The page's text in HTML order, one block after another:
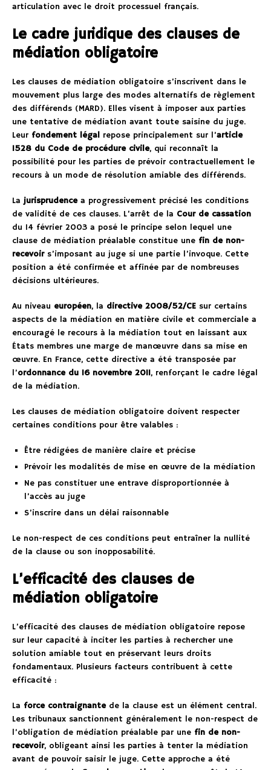
articulation avec le droit processuel français.
Le cadre juridique des clauses de
médiation obligatoire
Les clauses de médiation obligatoire s’inscrivent dans le
mouvement plus large des modes alternatifs de règlement
des différends (MARD). Elles visent à imposer aux parties
une tentative de médiation avant toute saisine du juge.
Leur fondement légal repose principalement sur l’article
1528 du Code de procédure civile, qui reconnaît la
possibilité pour les parties de prévoir contractuellement le
recours à un mode de résolution amiable des différends.
Lajurisprudencea progressivement précisé les conditions
de validité de ces clauses. L’arrêt de la Cour de cassation
du 14 février 2003 a posé le principe selon lequel une
clause de médiation préalable constitue une fin de non-
recevoirs’imposant au juge si une partie l’invoque. Cette
position a été confirmée et affinée par de nombreuses
décisions ultérieures.
Au niveau européen, la directive 2008/52/CE sur certains
aspects de la médiation en matière civile et commerciale a
encouragé le recours à la médiation tout en laissant aux
États membres une marge de manœuvre dans sa mise en
œuvre. En France, cette directive a été transposée par
l’ordonnance du 16 novembre 2011, renforçant le cadre légal
de la médiation.
Les clauses de médiation obligatoire doivent respecter
certaines conditions pour être valables :
Être rédigées de manière claire et précise
Prévoir les modalités de mise en œuvre de la médiation
Ne pas constituer une entrave disproportionnée à
l’accès au juge
S’inscrire dans un délai raisonnable
Le non-respect de ces conditions peut entraîner la nullité
de la clause ou son inopposabilité.
L’efficacité des clauses de
médiation obligatoire
L’efficacité des clauses de médiation obligatoire repose
sur leur capacité à inciter les parties à rechercher une
solution amiable tout en préservant leurs droits
fondamentaux. Plusieurs facteurs contribuent à cette
efficacité :
La force contraignantede la clause est un élément central.
Les tribunaux sanctionnent généralement le non-respect de
l’obligation de médiation préalable par une fin de non-
recevoir, obligeant ainsi les parties à tenter la médiation
avant de pouvoir saisir le juge. Cette approche a été